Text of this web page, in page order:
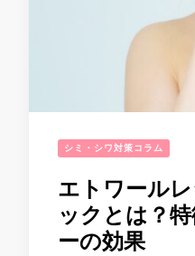
シミ・シワ対策コラム
エトワール
ックとは？
ーの効果